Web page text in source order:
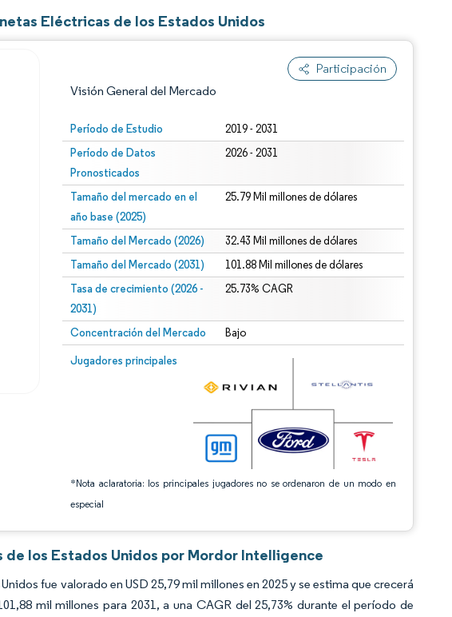
Eléctricas de los Estados Unidos
Participación
Visión General del Mercado
Período de Estudio 2019 - 2031
Período de Datos
Pronosticados
2026 - 2031
Tamaño del mercado en el
año base (2025)
25.79 Mil millones de dólares
Tamaño del Mercado (2026) 32.43 Mil millones de dólares
Tamaño del Mercado (2031) 101.88 Mil millones de dólares
Tasa de crecimiento (2026 -
2031)
25.73% CAGR
Concentración del Mercado Bajo
Jugadores principales
*Nota aclaratoria: los principales jugadores no se ordenaron de un modo en
especial
Imagen © Mordor Intelligence. El uso requiere atribución según CC BY 4.0.
requiere atribución según CC BY 4.0.
los Estados Unidos por Mordor Intelligence
fue valorado en USD 25,79 mil millones en 2025 y se estima que crecerá
mil millones para 2031, a una CAGR del 25,73% durante el período de